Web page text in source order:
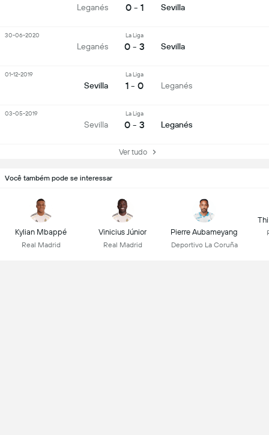
Leganés 0 - 1 Sevilla
Leganés
La Liga
0 - 3 Sevilla
30-06-2020
Sevilla
La Liga
1 - 0 Leganés
01-12-2019
Sevilla
La Liga
0 - 3 Leganés
03-05-2019
Ver tudo
Você também pode se interessar
Kylian Mbappé
Real Madrid
Vinicius Júnior
Real Madrid
Pierre Aubameyang
Deportivo La Coruña